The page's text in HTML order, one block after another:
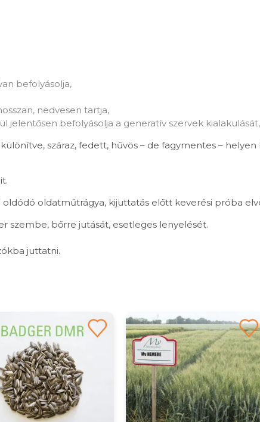
befolyásolja,
nedvesen tartja,
befolyásolja a generatív szervek
száraz, fedett, hűvös – de fagymentes –
oldatműtrágya, kijuttatás előtt keverési próba
szembe, bőrre jutását, esetleges lenyelését.
juttatni.